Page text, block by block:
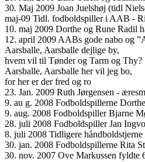
30. Maj 2009 Joan Juelshøj (tidl
maj-09 Tidl. fodboldspiller i AAB -
10. maj 2009 Dorthe og Rune Radil
12. april 2009 AABs gode nabo og
Aarsballe, Aarsballe dejlige by,
hvem vil til Tønder og Tarm og Thy?
Aarsballe, Aarsballe her vil jeg bo,
for her er der fred og ro
23. Jan. 2009 Ruth Jørgensen -
9. au g. 2008 Fodboldspillerne
9. aug. 2008 Fodboldspiller Bjarne
28. juli 2008 Fodboldspiller Jan
8. juli 2008 Tidligere
30. jan. 2008 Fodboldspillerne Rita
30. nov. 2007 Ove Markussen fyldte